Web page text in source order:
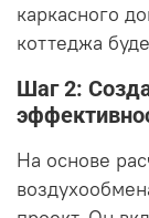
каркасного
коттеджа
Шаг 2:
На основе